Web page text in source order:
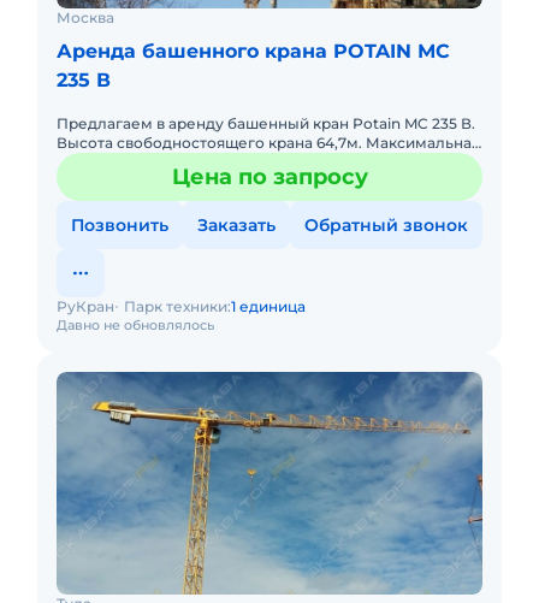
Москва
Аренда башенного крана POTAIN МС
235 В
Предлагаем в аренду башенный кран Potain MC 235 В.
Высота свободностоящего крана 64,7м. Максимальная
грузоподъемность 10т. Длина стрелы 65 м.
Цена по запросу
Позвонить Заказать Обратный звонок
Давно не обновлялось
РуКран Парк техники:1 единица